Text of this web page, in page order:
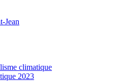
Jean
climatique
2023